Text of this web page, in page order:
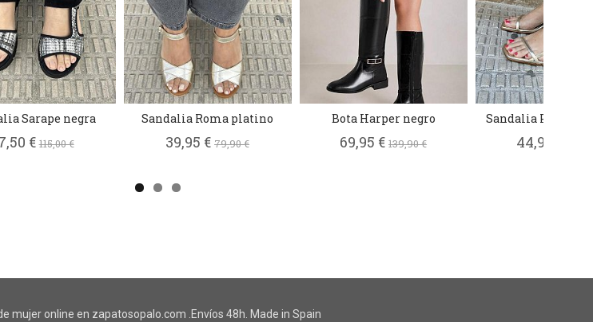
Sarape negra
€115,00 €
Sandalia Roma platino
39,95 €79,90 €
Bota Harper negro
69,95 €139,90 €
Sandalia Palmira
44,95 €
mujer online en zapatosopalo.com .Envíos 48h. Made in Spain